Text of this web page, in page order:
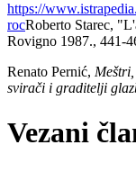
https://
rocRoberto Starec,
Rovigno 1987., 441-
Renato Pernić,
svirači i graditelji
Vezani